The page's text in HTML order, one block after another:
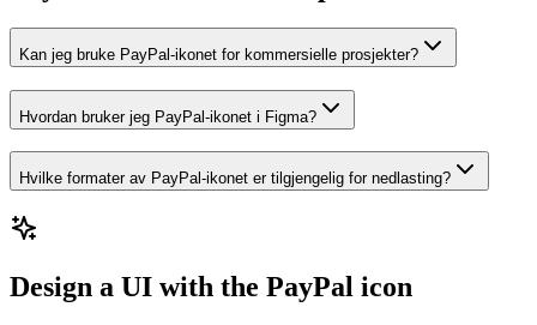
Kan jeg bruke PayPal-ikonet for kommersielle prosjekter?
Hvordan bruker jeg PayPal-ikonet i Figma?
Hvilke formater av PayPal-ikonet er tilgjengelig for nedlasting?
Design a UI with the PayPal icon